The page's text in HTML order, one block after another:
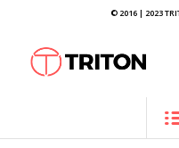
© 2016 | 2023